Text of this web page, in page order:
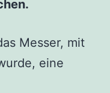
Messer, mit
eine